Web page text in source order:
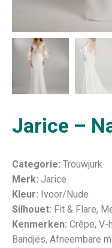
Jarice –
Categorie: Trouwjurk
Merk: Jarice
Kleur: Ivoor/Nude
Silhouet: Fit & Flare,
Kenmerken: Crêpe, V-
Bandjes, Afneembare